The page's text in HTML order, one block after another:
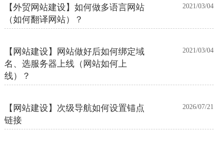
【外贸网站建设】如何做多语言网站
（如何翻译网站）？
2021/03/04
【网站建设】网站做好后如何绑定域
名、选服务器上线（网站如何上
线）？
2021/03/04
【网站建设】次级导航如何设置锚点
链接
2026/07/21